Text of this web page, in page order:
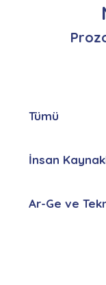
Tümü
İnsan
Ar-Ge ve